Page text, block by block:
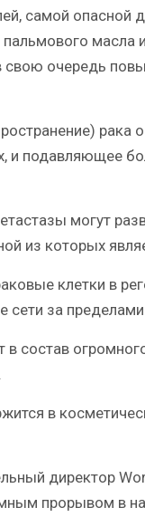
самой опасной
пальмового
свою очередь
рака
и подавляющее
могут
из которых
клетки в
сети за пределами
состав
в
директор
прорывом в